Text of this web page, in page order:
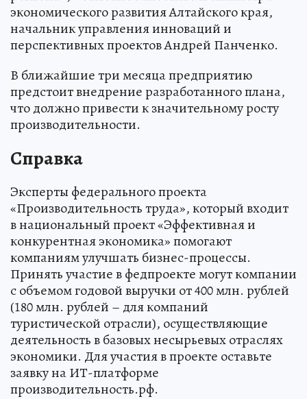
экономического развития Алтайского края,
начальник управления инноваций и
перспективных проектов Андрей Панченко.
В ближайшие три месяца предприятию
предстоит внедрение разработанного плана,
что должно привести к значительному росту
производительности.
Справка
Эксперты федерального проекта
«Производительность труда», который входит
в национальный проект «Эффективная и
конкурентная экономика» помогают
компаниям улучшать бизнес-процессы.
Принять участие в федпроекте могут компании
с объемом годовой выручки от 400 млн. рублей
(180 млн. рублей – для компаний
туристической отрасли), осуществляющие
деятельность в базовых несырьевых отраслях
экономики. Для участия в проекте оставьте
заявку на ИТ-платформе
производительность.рф.